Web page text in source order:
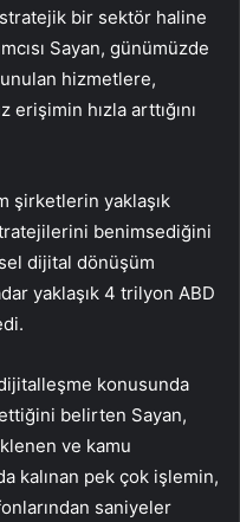
bir sektör haline
Sayan, günümüzde
hizmetlere,
erişimin hızla arttığını
şirketlerin yaklaşık
benimsediğini
dijital dönüşüm
yaklaşık 4 trilyon ABD
konusunda
belirten Sayan,
ve kamu
kalınan pek çok işlemin,
saniyeler